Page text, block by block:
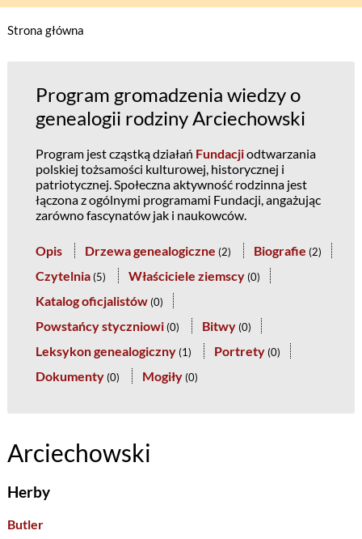
Strona główna
Program gromadzenia wiedzy o
genealogii rodziny Arciechowski
Program jest cząstką działań Fundacjiodtwarzania
polskiej tożsamości kulturowej, historycznej i
patriotycznej. Społeczna aktywność rodzinna jest
łączona z ogólnymi programami Fundacji, angażując
zarówno fascynatów jak i naukowców.
Opis Drzewa genealogiczne (2) Biografie (2)
Czytelnia (5) Właściciele ziemscy (0)
Katalog oficjalistów (0)
Powstańcy styczniowi (0) Bitwy (0)
Leksykon genealogiczny (1) Portrety (0)
Dokumenty (0) Mogiły (0)
Arciechowski
Herby
Butler